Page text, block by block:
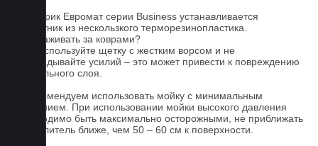
На коврик Евромат серии Business устанавливается
подпятник из нескользкого терморезинопластика.
Как ухаживать за коврами?
1.Не используйте щетку с жестким ворсом и не
прикладывайте усилий – это может привести к повреждению
текстильного слоя.
2. Рекомендуем использовать мойку с минимальным
давлением. При использовании мойки высокого давления
необходимо быть максимально осторожными, не приближать
распылитель ближе, чем 50 – 60 см к поверхности.